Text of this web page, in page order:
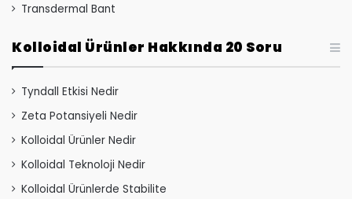
Transdermal Bant
Kolloidal Ürünler Hakkında 20 Soru
Tyndall Etkisi Nedir
Zeta Potansiyeli Nedir
Kolloidal Ürünler Nedir
Kolloidal Teknoloji Nedir
Kolloidal Ürünlerde Stabilite